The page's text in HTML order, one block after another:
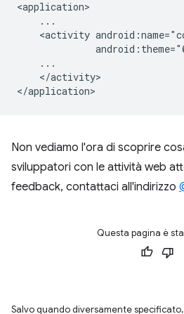
<activity
</activity>
Non vediamo l'ora di scoprire
sviluppatori con le attività web
feedback, contattaci all'indirizzo
Questa pagina è
Salvo quando diversamente